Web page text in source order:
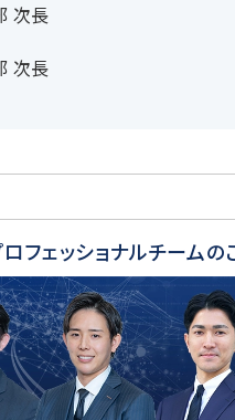
次長
次長
フェッショナルチームの